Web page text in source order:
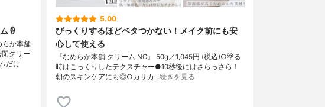
🍦
らか本舗
クリー
だけ
5.00
びっくりするほどベタつかない！メイク前にも安
心して使える
『なめらか本舗 クリーム NC』 50g／1,045円 (税込)○塗る
時はこっくりしたテクスチャー●10秒後にはさらっさら！
朝のスキンケアにも◎○カサカ…続きを見る